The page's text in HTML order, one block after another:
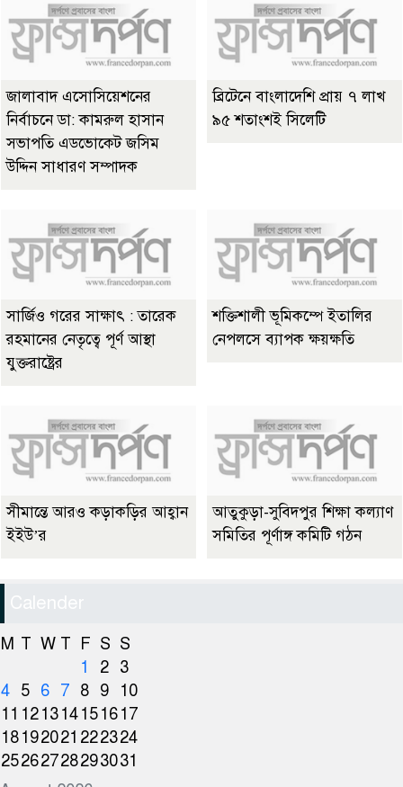
জালাবাদ এসোসিয়েশনের
নির্বাচনে ডা: কামরুল হাসান
সভাপতি এডভোকেট জসিম
উদ্দিন সাধারণ সম্পাদক
ব্রিটেনে বাংলাদেশি প্রায় ৭ লাখ
৯৫ শতাংশই সিলেটি
সার্জিও গরের সাক্ষাৎ : তারেক
রহমানের নেতৃত্বে পূর্ণ আস্থা
যুক্তরাষ্ট্রের
শক্তিশালী ভূমিকম্পে ইতালির
নেপলসে ব্যাপক ক্ষয়ক্ষতি
সীমান্তে আরও কড়াকড়ির আহ্বান
ইইউ’র
আতুকুড়া-সুবিদপুর শিক্ষা কল্যাণ
সমিতির পূর্ণাঙ্গ কমিটি গঠন
Calender
M T W T F S S
1
2 3
4 5 6 7 8 9
10
11 121314151617
18192021 222324
25262728293031